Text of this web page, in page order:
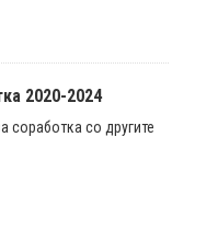
2020-2024
соработка со другите